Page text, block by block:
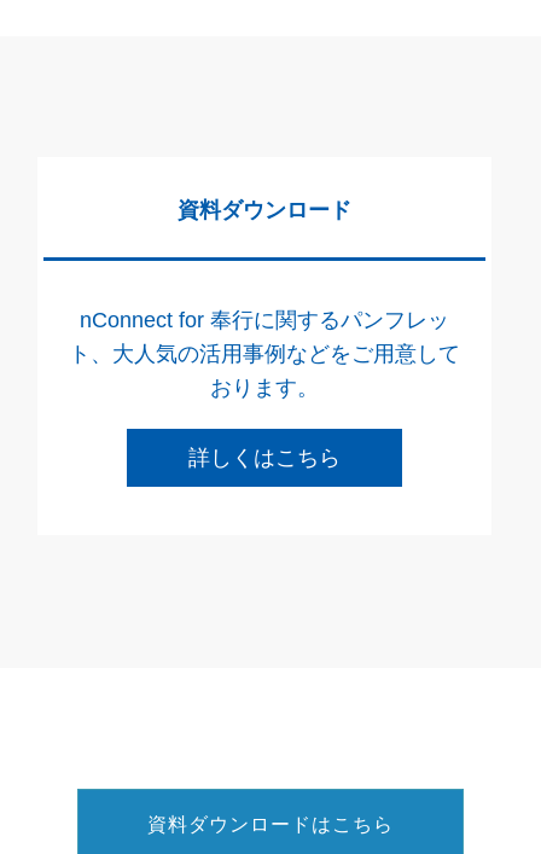
資料ダウンロード
nConnect for 奉行に関するパンフレッ
ト、大人気の活用事例などをご用意して
おります。
詳しくはこちら
資料ダウンロードはこちら